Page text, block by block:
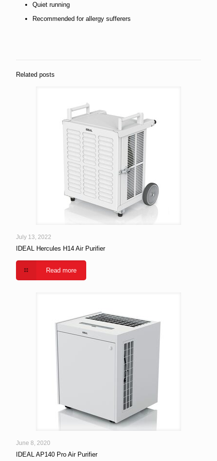
Quiet running
Recommended for allergy sufferers
Related posts
July 13, 2022
IDEAL Hercules H14 Air Purifier
Read more
June 8, 2020
IDEAL AP140 Pro Air Purifier